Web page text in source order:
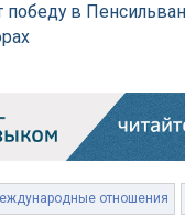
победу в
отношения